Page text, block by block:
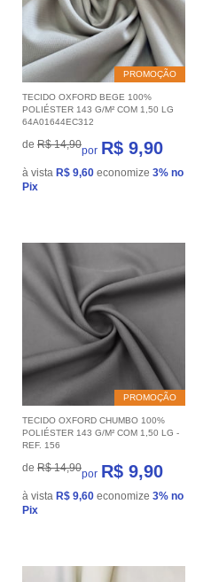
PROMOÇÃO
TECIDO OXFORD BEGE 100%
POLIÉSTER 143 G/M² COM 1,50 LG
64A01644EC312
de R$ 14,90por R$ 9,90
à vista R$ 9,60 economize 3% no
Pix
PROMOÇÃO
TECIDO OXFORD CHUMBO 100%
POLIÉSTER 143 G/M² COM 1,50 LG -
REF. 156
de R$ 14,90por R$ 9,90
à vista R$ 9,60 economize 3% no
Pix